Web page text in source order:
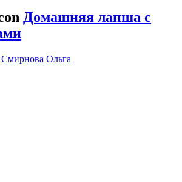
Домашняя лапша с
Смирнова Ольга